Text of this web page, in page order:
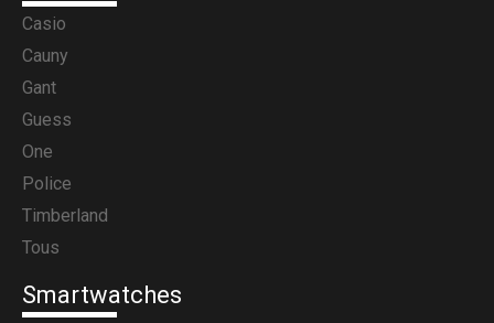
Casio
Cauny
Gant
Guess
One
Police
Timberland
Tous
Smartwatches